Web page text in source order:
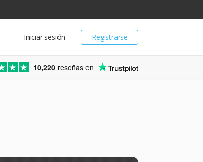
Registrarse
Iniciar sesión
10,220 reseñas en